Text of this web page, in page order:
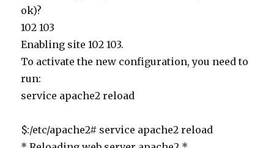
ok)?
102 103
Enabling site 102 103.
To activate the new configuration, you need to
run:
service apache2 reload
$:/etc/apache2# service apache2 reload